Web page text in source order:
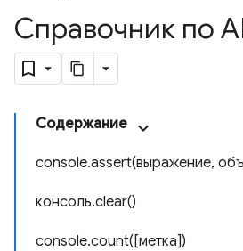
Справочник по
Содержание
console.assert(выражение,
консоль.clear()
console.count([метка])